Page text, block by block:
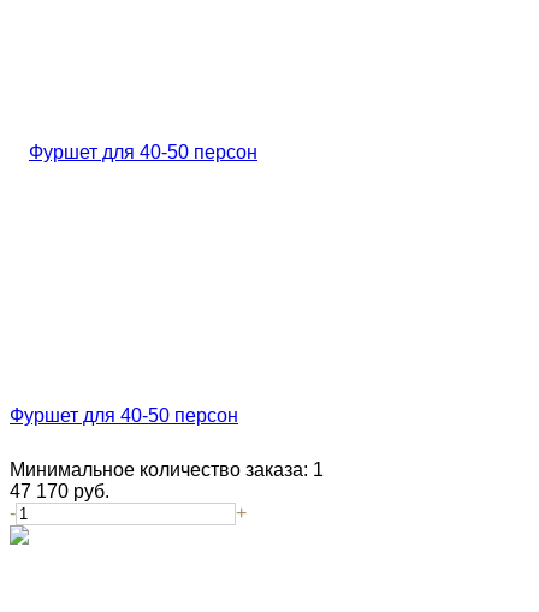
Фуршет для 40-50 персон
Минимальное количество заказа: 1
47 170 руб.
-
+